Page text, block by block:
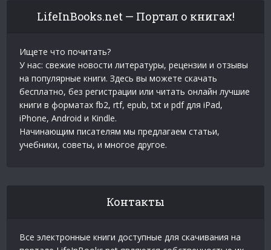
LifeInBooks.net — Портал о книгах!
Ищете что почитать?
У нас: свежие новости литературы, рецензии и отзывы
на популярные книги. Здесь вы можете скачать
бесплатно, без регистрации или читать онлайн лучшие
книги в форматах fb2, rtf, epub, txt и pdf для iPad,
iPhone, Android и Kindle.
Начинающим писателям мы предлагаем статьи,
учебники, советы, и многое другое.
Контакты
Все электронные книги доступные для скачивания на